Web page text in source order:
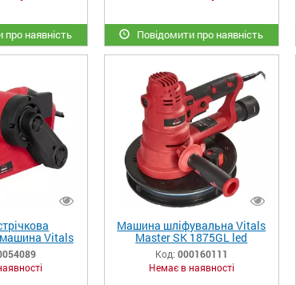
про наявність Повідомити про наявність
Vitals
TMs
Машина шліфувальна Vitals
Master SK 1875GL led
Код: 000160111
Немає в наявності